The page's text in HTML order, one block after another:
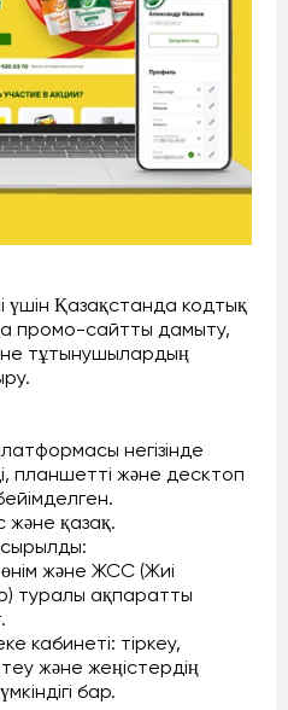
үшін Қазақстанда кодтық
промо-сайтты дамыту,
тұтынушылардың
негізінде
планшетті және десктоп
және қазақ.
және ЖСС (Жиі
туралы ақпаратты
кабинеті: тіркеу,
және жеңістердің
бар.